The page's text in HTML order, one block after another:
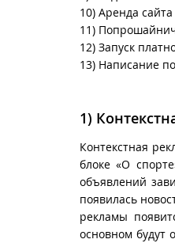
10) Аренда
11)
12) Запуск
13) Написание
1)
Контекстная
блоке «О
объявлений
появилась
рекламы
основном будут